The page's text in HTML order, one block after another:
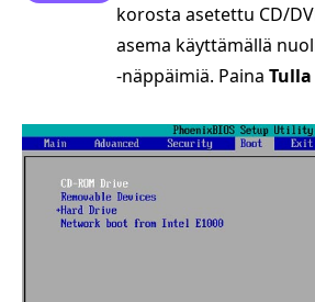
korosta asetettu CD/
asema käyttämällä
-näppäimiä. Paina